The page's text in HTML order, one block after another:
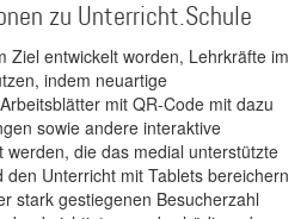
zu Unterricht.Schule
Ziel entwickelt worden, Lehrkräfte im
indem neuartige
mit QR-Code mit dazu
sowie andere interaktive
die das medial unterstützte
Unterricht mit Tablets bereichern
stark gestiegenen Besucherzahl